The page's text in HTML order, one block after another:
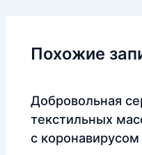
Похожие
Добровольная
текстильных
с коронавирусом